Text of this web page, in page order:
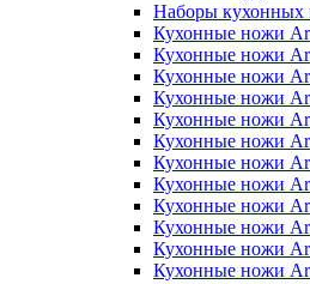
Наборы кухонных
Кухонные ножи
Кухонные ножи
Кухонные ножи
Кухонные ножи
Кухонные ножи
Кухонные ножи
Кухонные ножи
Кухонные ножи
Кухонные ножи
Кухонные ножи
Кухонные ножи
Кухонные ножи